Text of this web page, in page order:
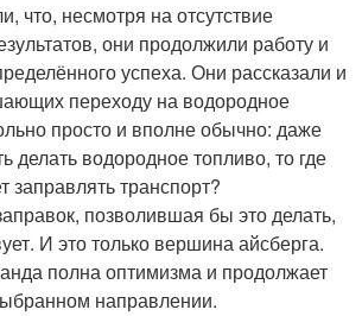
что, несмотря на отсутствие
они продолжили работу и
успеха. Они рассказали и
переходу на водородное
просто и вполне обычно: даже
делать водородное топливо, то где
транспорт?
позволившая бы это делать,
И это только вершина айсберга.
полна оптимизма и продолжает
направлении.